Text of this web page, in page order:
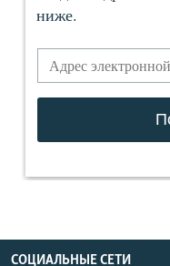
СОЦИАЛЬНЫЕ СЕТИ